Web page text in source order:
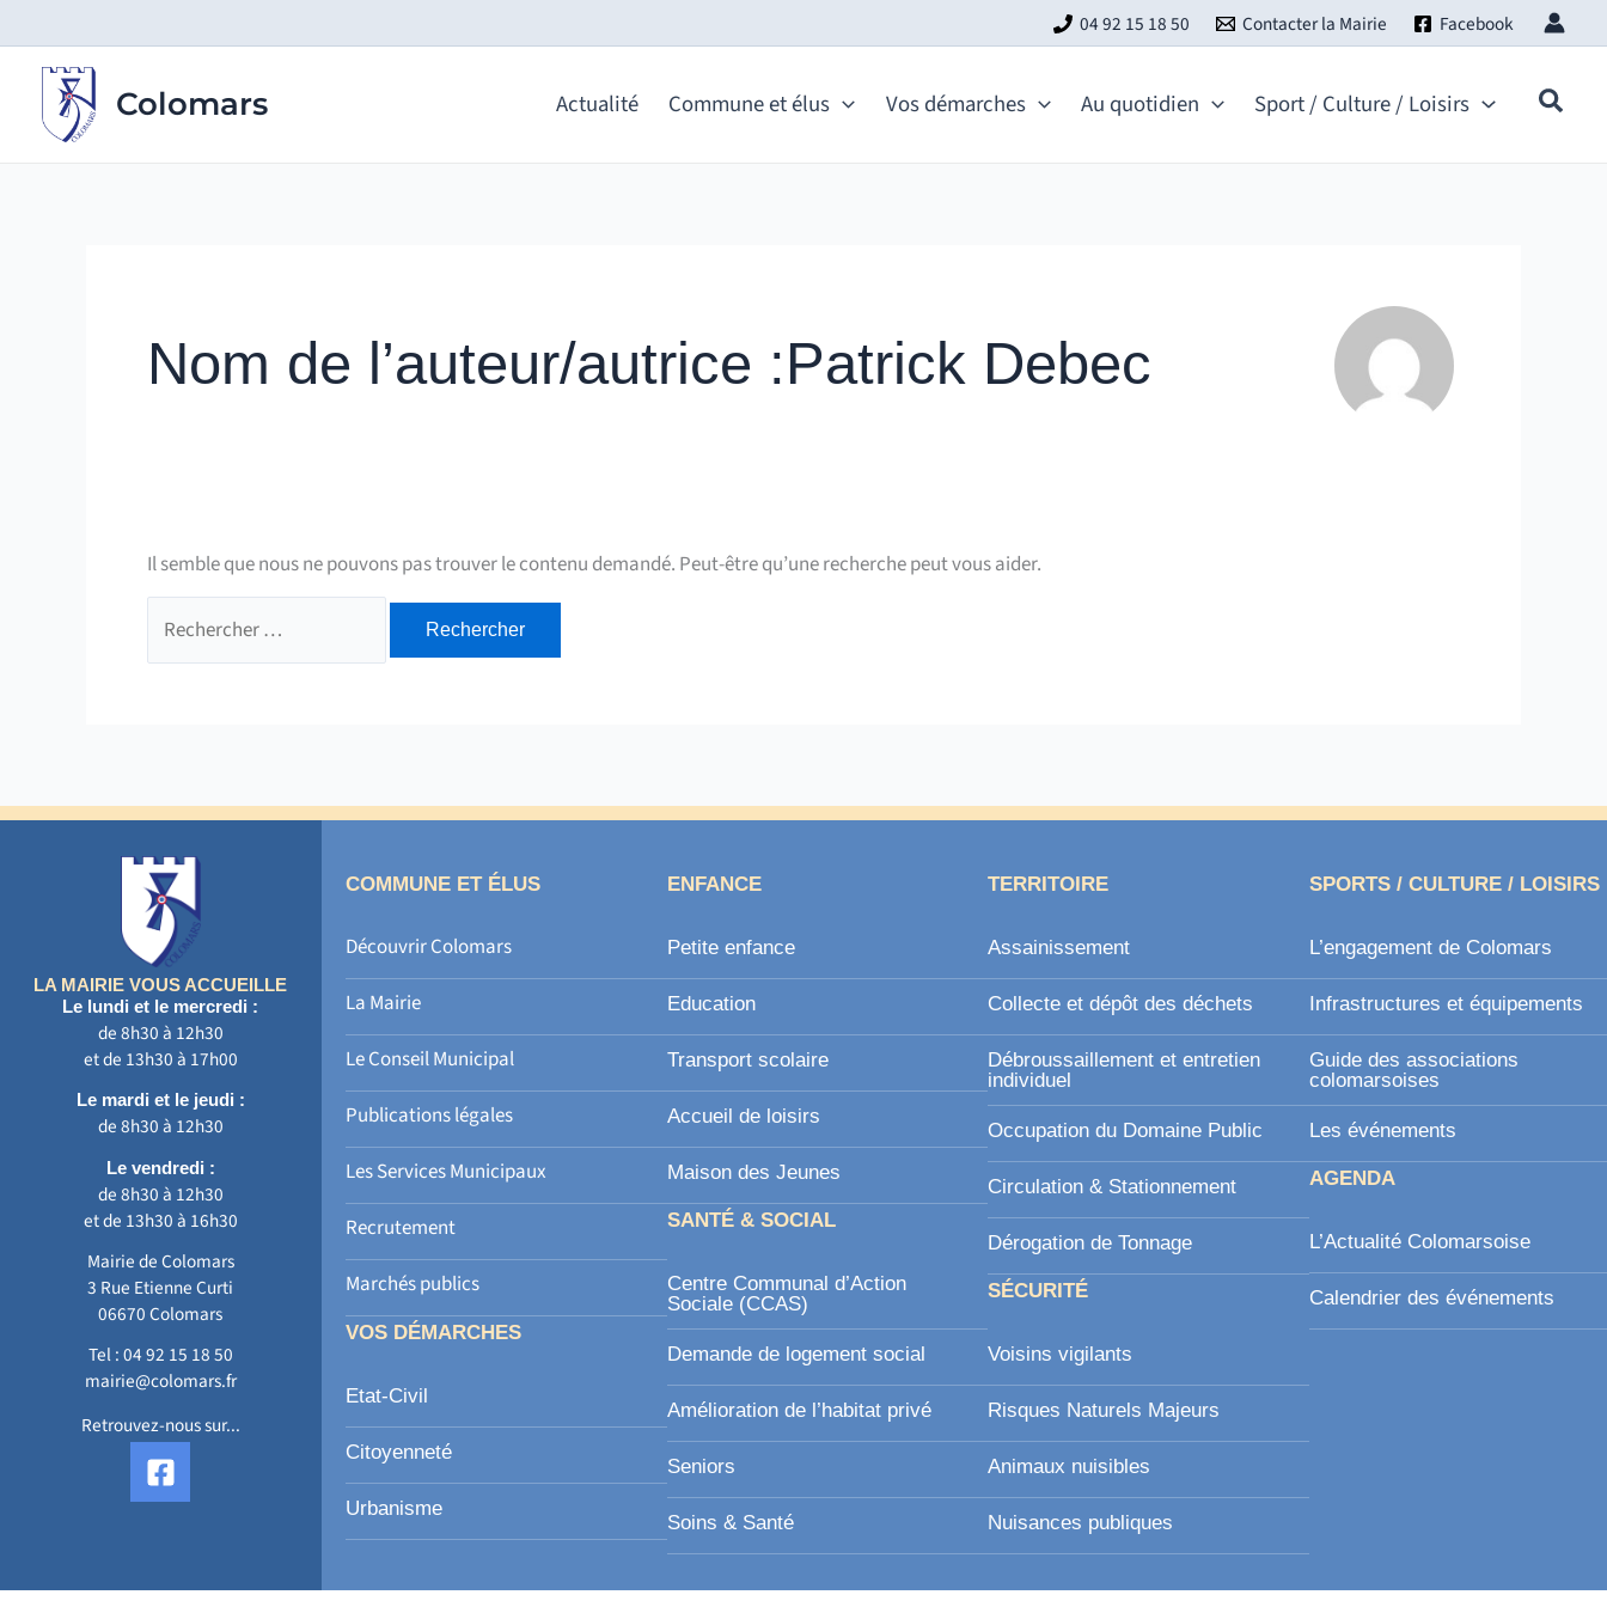
au
contenu
04 92 15 18 50 Contacter la Mairie Facebook
Colomars Actualité Commune et élus Vos démarches Au quotidien Sport / Culture / Loisirs
Nom de l’auteur/autrice :Patrick Debec
Il semble que nous ne pouvons pas trouver le contenu demandé. Peut-être qu’une recherche peut vous aider.
LA MAIRIE VOUS ACCUEILLE
Le lundi et le mercredi :
de 8h30 à 12h30
et de 13h30 à 17h00
Le mardi et le jeudi :
de 8h30 à 12h30
Le vendredi :
de 8h30 à 12h30
et de 13h30 à 16h30
Mairie de Colomars
3 Rue Etienne Curti
06670 Colomars
Tel :04 92 15 18 50
mairie@colomars.fr
Retrouvez-nous sur...
F
a
c
COMMUNE ET ÉLUS
Découvrir Colomars
La Mairie
Le Conseil Municipal
Publications légales
Les Services Municipaux
Recrutement
Marchés publics
VOS DÉMARCHES
Etat-Civil
Citoyenneté
Urbanisme
ENFANCE
Petite enfance
Education
Transport scolaire
Accueil de loisirs
Maison des Jeunes
SANTÉ & SOCIAL
Centre Communal d’Action
Sociale (CCAS)
Demande de logement social
Amélioration de l’habitat privé
Seniors
Soins & Santé
TERRITOIRE
Assainissement
Collecte et dépôt des déchets
Débroussaillement et entretien
individuel
Occupation du Domaine Public
Circulation & Stationnement
Dérogation de Tonnage
SÉCURITÉ
Voisins vigilants
Risques Naturels Majeurs
Animaux nuisibles
Nuisances publiques
SPORTS / CULTURE / LOISIRS
L’engagement de Colomars
Infrastructures et équipements
Guide des associations
colomarsoises
Les événements
AGENDA
L’Actualité Colomarsoise
Calendrier des événements